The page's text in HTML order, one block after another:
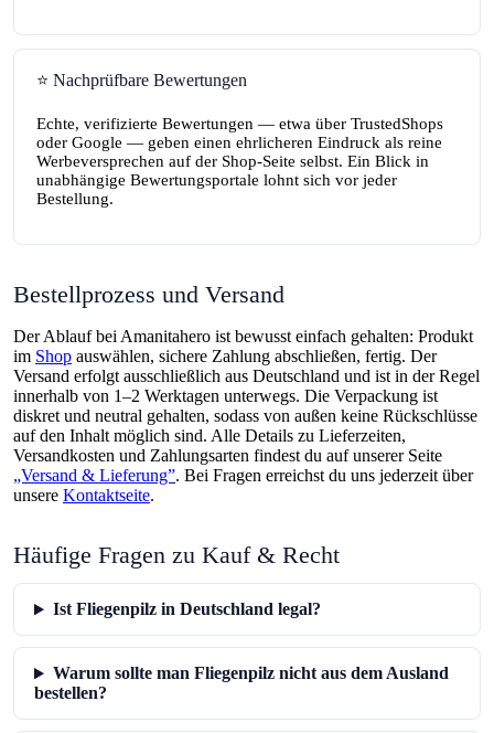
⭐ Nachprüfbare Bewertungen
Echte, verifizierte Bewertungen — etwa über TrustedShops
oder Google — geben einen ehrlicheren Eindruck als reine
Werbeversprechen auf der Shop-Seite selbst. Ein Blick in
unabhängige Bewertungsportale lohnt sich vor jeder
Bestellung.
Bestellprozess und Versand
Der Ablauf bei Amanitahero ist bewusst einfach gehalten: Produkt
im Shop auswählen, sichere Zahlung abschließen, fertig. Der
Versand erfolgt ausschließlich aus Deutschland und ist in der Regel
innerhalb von 1–2 Werktagen unterwegs. Die Verpackung ist
diskret und neutral gehalten, sodass von außen keine Rückschlüsse
auf den Inhalt möglich sind. Alle Details zu Lieferzeiten,
Versandkosten und Zahlungsarten findest du auf unserer Seite
„Versand & Lieferung”. Bei Fragen erreichst du uns jederzeit über
unsere Kontaktseite.
Häufige Fragen zu Kauf & Recht
Ist Fliegenpilz in Deutschland legal?
Warum sollte man Fliegenpilz nicht aus dem Ausland
bestellen?